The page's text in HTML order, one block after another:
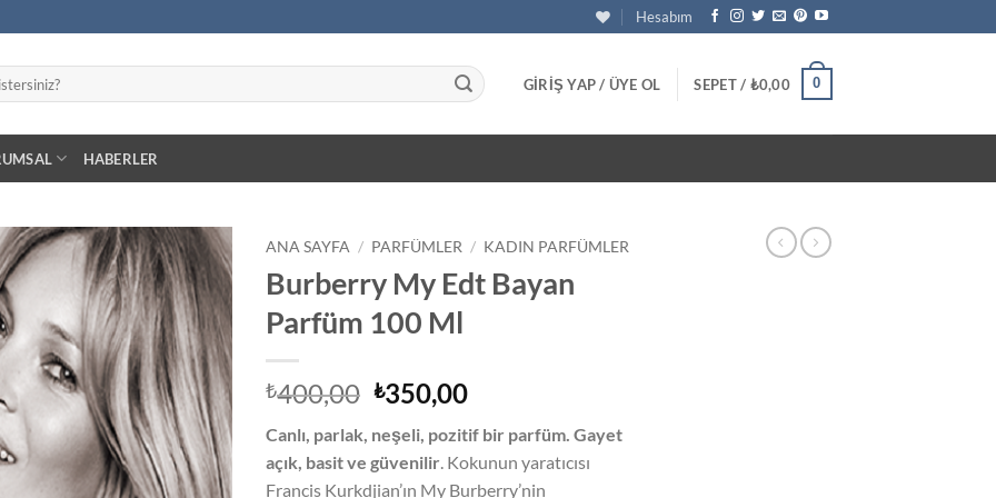
Hesabım
GIRIŞ YAP / ÜYE OL SEPET / ₺0,00 0
HABERLER
İstek
Listeme
Ekle
ANA SAYFA / PARFÜMLER / KADIN PARFÜMLER
Burberry My Edt Bayan
Parfüm 100 Ml
₺400,00 Orijinal
fiyat:
₺400,00.
₺350,00Şu
fiyat:
₺350,00.
Canlı, parlak, neşeli, pozitif bir parfüm. Gayet
açık, basit ve güvenilir . Kokunun yaratıcısı
Francis Kurkdjian’ın My Burberry’nin